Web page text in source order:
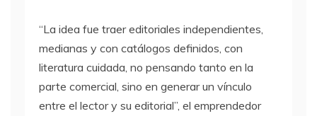
“La idea fue traer editoriales independientes,
medianas y con catálogos definidos, con
literatura cuidada, no pensando tanto en la
parte comercial, sino en generar un vínculo
entre el lector y su editorial”, el emprendedor